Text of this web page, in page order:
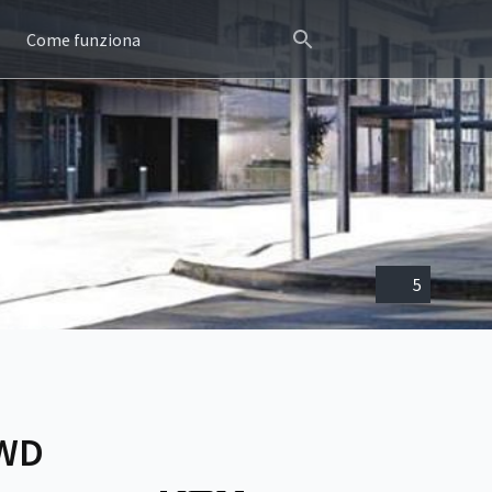
Come funziona
5